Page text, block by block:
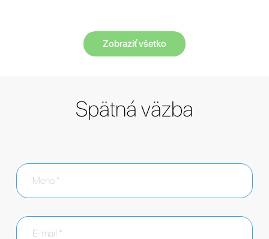
Zobraziť všetko
Spätná väzba